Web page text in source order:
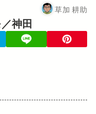
草加 耕助
神田